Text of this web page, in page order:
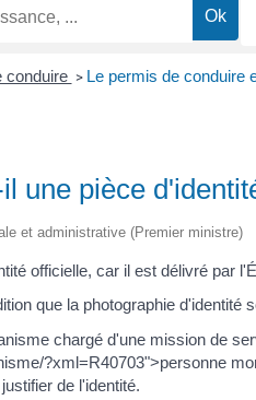
conduire > Le permis de conduire
une pièce
et administrative (Premier ministre)
officielle, car il est délivré par
que la photographie d'identité
chargé d'une mission de
?xml=R40703">personne
de l'identité.